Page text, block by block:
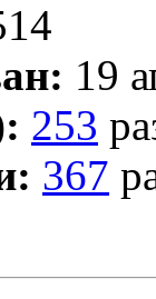
19
253
367